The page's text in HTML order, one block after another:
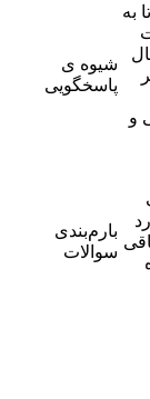
به
و
شیوه ی
پاسخگویی
بارم‌بندی
سوالات